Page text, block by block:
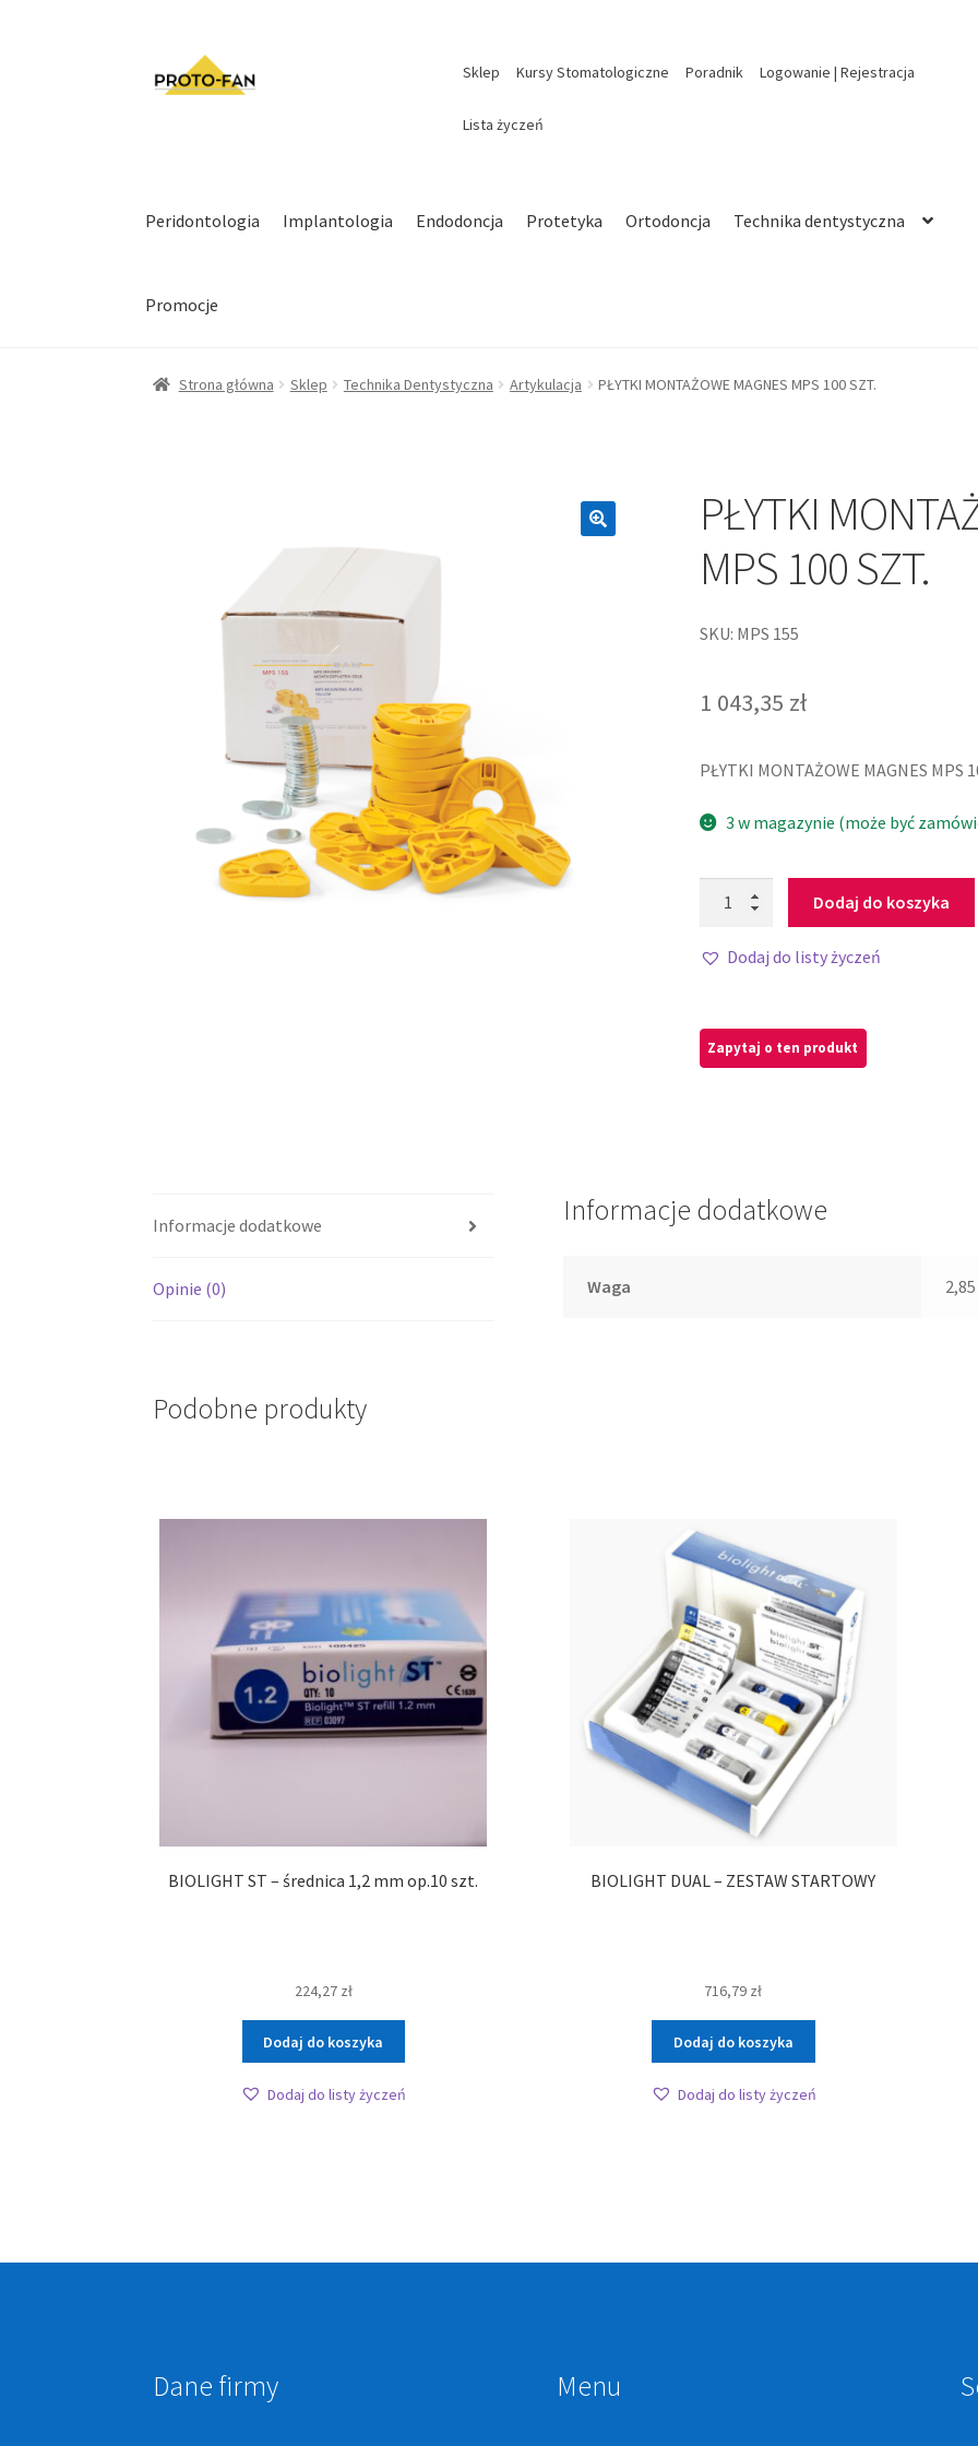
Sklep Kursy Stomatologiczne Poradnik Logowanie | Rejestracja
Lista życzeń
Peridontologia Implantologia Endodoncja Protetyka Ortodoncja Technika dentystyczna
Promocje
Strona główna Sklep Technika Dentystyczna Artykulacja PŁYTKI MONTAŻOWE MAGNES MPS 100 SZT.
PŁYTKI
MPS 100 SZT.
SKU: MPS 155
1 043,35 zł
PŁYTKI MONTAŻOWE MAGNES MPS
3 w magazynie (może być
Dodaj do koszyka
Dodaj do listy życzeń
Informacje dodatkowe
Opinie (0)
Informacje dodatkowe
Waga
Podobne produkty
BIOLIGHT ST – średnica 1,2 mm op.10 szt.
224,27 zł
Dodaj do koszyka
Dodaj do listy życzeń
BIOLIGHT DUAL – ZESTAW STARTOWY
716,79 zł
Dodaj do koszyka
Dodaj do listy życzeń
Dane firmy Menu